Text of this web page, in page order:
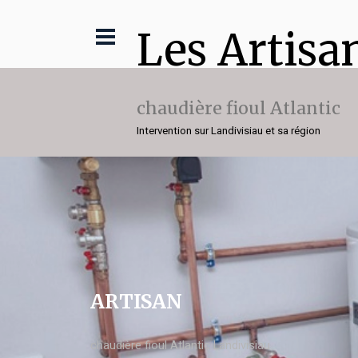
Les
chaudière fioul Atlantic
Intervention sur Landivisiau et sa région
ARTISAN
chaudière fioul Atlantic Landivisiau